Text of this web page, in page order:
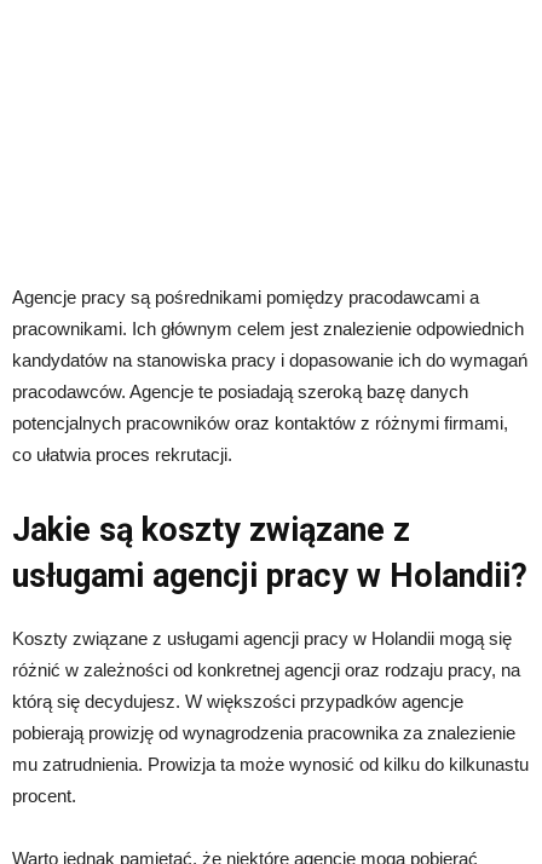
Agencje pracy są pośrednikami pomiędzy pracodawcami a
pracownikami. Ich głównym celem jest znalezienie odpowiednich
kandydatów na stanowiska pracy i dopasowanie ich do wymagań
pracodawców. Agencje te posiadają szeroką bazę danych
potencjalnych pracowników oraz kontaktów z różnymi firmami,
co ułatwia proces rekrutacji.
Jakie są koszty związane z
usługami agencji pracy w Holandii?
Koszty związane z usługami agencji pracy w Holandii mogą się
różnić w zależności od konkretnej agencji oraz rodzaju pracy, na
którą się decydujesz. W większości przypadków agencje
pobierają prowizję od wynagrodzenia pracownika za znalezienie
mu zatrudnienia. Prowizja ta może wynosić od kilku do kilkunastu
procent.
Warto jednak pamiętać, że niektóre agencje mogą pobierać